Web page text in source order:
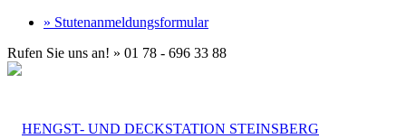
» Stutenanmeldungsformular
Rufen Sie uns an! » 01 78 - 696 33 88